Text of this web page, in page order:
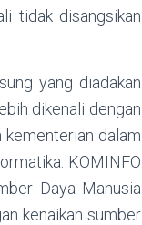
tidak disangsikan
yang diadakan
dikenali dengan
kementerian dalam
KOMINFO
Daya Manusia
kenaikan sumber